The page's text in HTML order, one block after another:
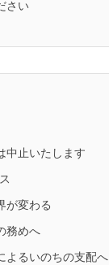
さい
中止いたします
が変わる
務めへ
よるいのちの支配へ